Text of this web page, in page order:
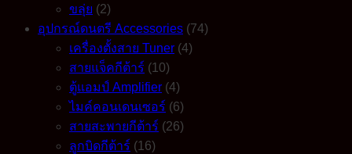
ขลุ่ย (2)
อุปกรณ์ดนตรี Accessories (74)
เครื่องตั้งสาย Tuner (4)
สายแจ็คกีต้าร์ (10)
ตู้แอมป์ Amplifier (4)
ไมค์คอนเดนเซอร์ (6)
สายสะพายกีต้าร์ (26)
ลูกบิดกีต้าร์ (16)